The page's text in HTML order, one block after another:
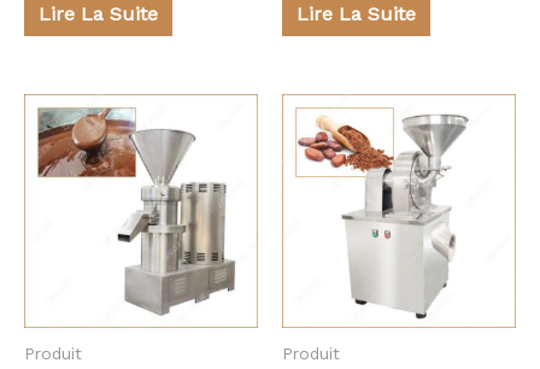
sur
5
Lire La Suite
sur
5
Lire La Suite
Produit Produit